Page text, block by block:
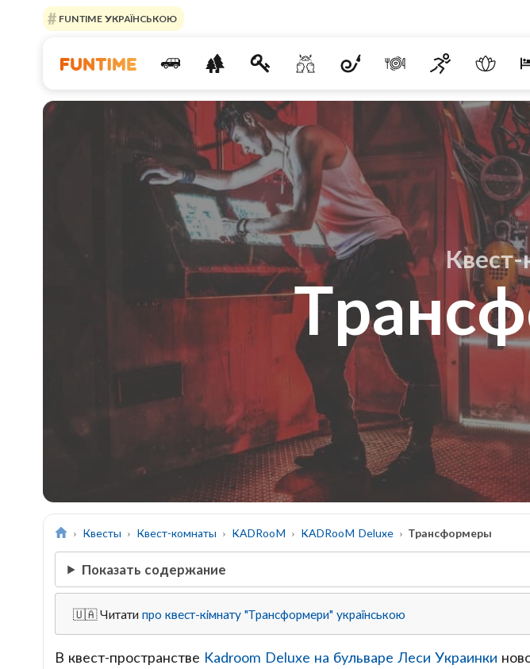
FUNTIME УКРАЇНСЬКОЮ
Квесты Квест-комнаты KADRooM KADRooM Deluxe Трансформеры
Показать содержание
🇺🇦 Читати про квест-кімнату "Трансформери" українською
В квест-пространстве Kadroom Deluxe на бульваре Леси Украинки